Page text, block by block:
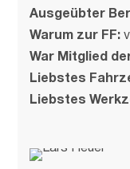
Ausgeübter
Warum zur FF:
War Mitglied
Liebstes
Liebstes